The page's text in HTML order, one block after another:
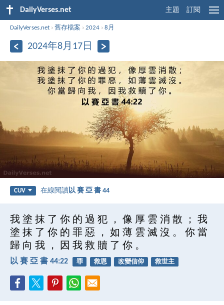
DailyVerses.net 主題 訂閱
DailyVerses.net ›舊存檔案 ›2024 ›8月
2024年8月17日
CUV 在線閱讀以 賽 亞 書 44
我 塗 抹 了 你 的 過 犯 ， 像 厚 雲 消 散 ； 我
塗 抹 了 你 的 罪 惡 ， 如 薄 雲 滅 沒 。 你 當
歸 向 我 ， 因 我 救 贖 了 你 。
以 賽 亞 書 44:22 罪 救恩 改變信仰 救世主